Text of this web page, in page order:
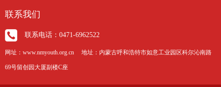
联系我们
联系电话：0471-6962522
网址：www.nmyouth.org.cn 地址：内蒙古呼和浩特市如意工业园区科尔沁南路
69号留创园大厦副楼C座